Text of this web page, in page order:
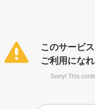
このサービ
ご利用になれ
Sorry! This